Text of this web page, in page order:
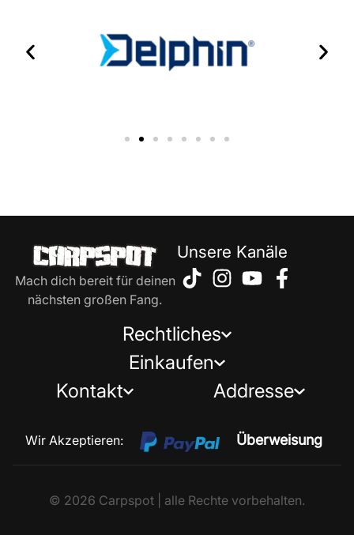
Mach dich bereit für deinen
nächsten großen Fang.
Unsere Kanäle
Rechtliches
Einkaufen
Kontakt
Addresse
Wir Akzeptieren: Überweisung
© 2026 Carpspot | alle Rechte vorbehalten.